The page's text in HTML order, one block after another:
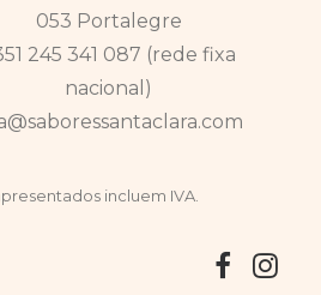
053 Portalegre
245 341 087 (rede fixa
nacional)
incluem IVA.